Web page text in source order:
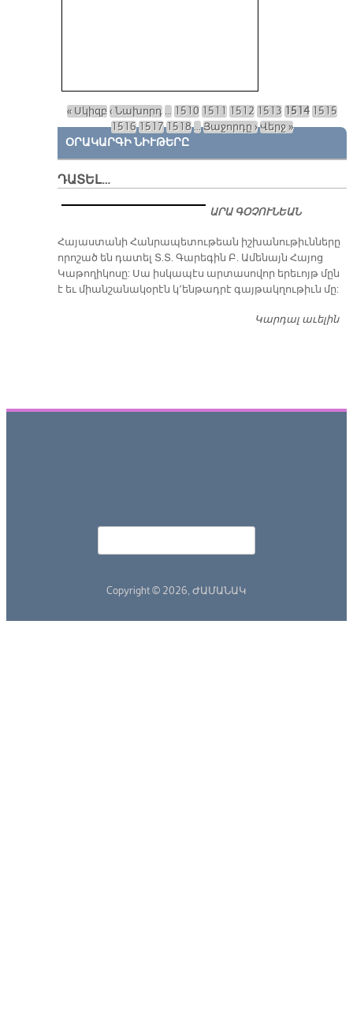
Էջեր
« Սկիզբ‹ Նախորդ … 1510 1511 1512 1513 1514 1515
151615171518…Յաջորդը ›Վերջ »
ՕՐԱԿԱՐԳԻ ՆԻՒԹԵՐԸ
ԴԱՏԵԼ…
ԱՐԱ ԳՕՉՈՒՆԵԱՆ
​Հայաստանի Հանրապետութեան իշխանութիւնները
որոշած են դատել Տ.Տ. Գարեգին Բ. Ամենայն Հայոց
Կաթողիկոսը: Սա իսկապէս արտասովոր երեւոյթ մըն
է եւ միանշանակօրէն կ՚ենթադրէ գայթակղութիւն մը:
Կարդալ աւելին
Copyright © 2026, ԺԱՄԱՆԱԿ